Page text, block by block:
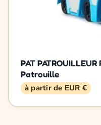
PAT
Patrouille
à partir de EUR €